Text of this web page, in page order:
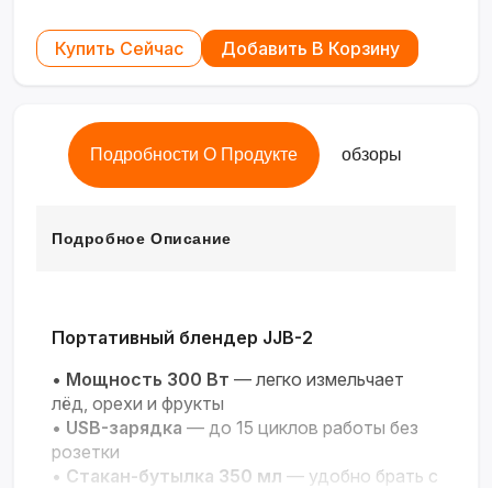
Купить Сейчас Добавить В Корзину
Подробности О Продукте обзоры
Подробное Описание
Портативный блендер JJB-2
• Мощность 300 Вт — легко измельчает
лёд, орехи и фрукты
• USB-зарядка — до 15 циклов работы без
розетки
• Стакан-бутылка 350 мл — удобно брать с